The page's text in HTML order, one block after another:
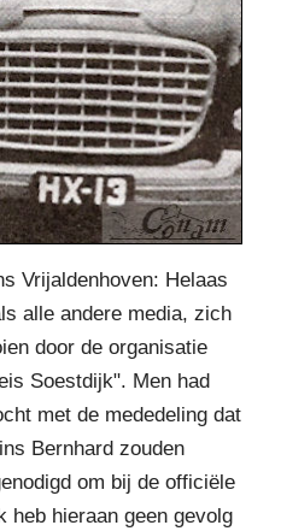
Vrijaldenhoven: Helaas
alle andere media, zich
door de organisatie
Soestdijk". Men had
met de mededeling dat
Bernhard zouden
om bij de officiële
heb hieraan geen gevolg